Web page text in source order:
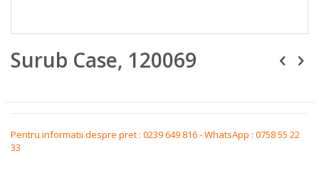
to
the
gallery
Surub Case, 120069
Pentru informatii despre pret : 0239 649 816 - WhatsApp : 0758 55 22
33